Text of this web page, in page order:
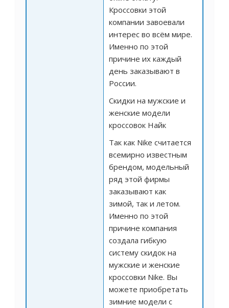
Кроссовки этой
компании завоевали
интерес во всём мире.
Именно по этой
причине их каждый
день заказывают в
России.
Скидки на мужские и
женские модели
кроссовок Найк
Так как Nike считается
всемирно известным
брендом, модельный
ряд этой фирмы
заказывают как
зимой, так и летом.
Именно по этой
причине компания
создала гибкую
систему скидок на
мужские и женские
кроссовки Nike. Вы
можете приобретать
зимние модели с